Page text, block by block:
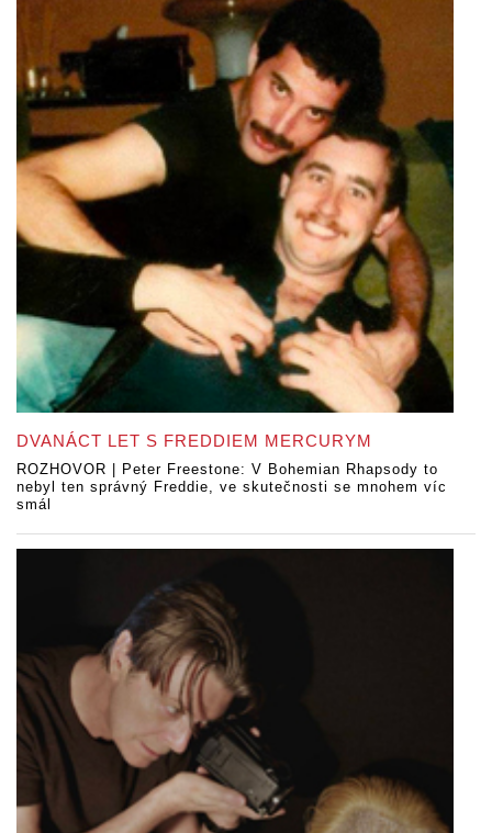
DVANÁCT LET S FREDDIEM MERCURYM
ROZHOVOR | Peter Freestone: V Bohemian Rhapsody to
nebyl ten správný Freddie, ve skutečnosti se mnohem víc
smál